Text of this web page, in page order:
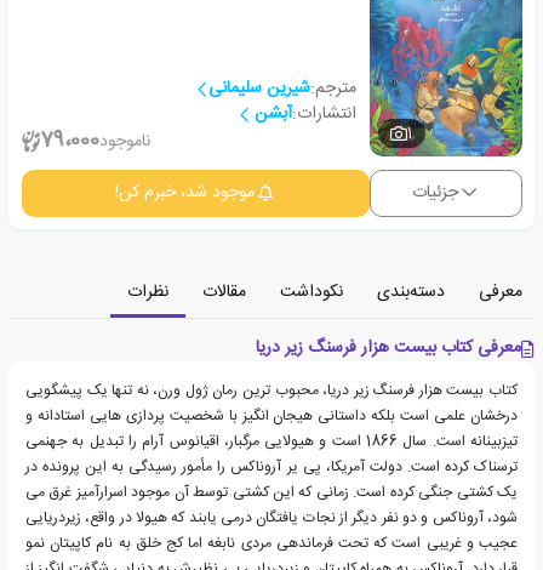
1
مترجم:شیرین سلیمانی
انتشارات:آبشن
ناموجود79،000
جزئیات موجود شد، خبرم کن!
معرفی دسته‌بندی نکوداشت مقالات
نظرات
معرفی کتاب بیست هزار فرسنگ زیر دریا
کتاب بیست هزار فرسنگ زیر دریا، محبوب ترین رمان ژول ورن، نه تنها یک پیشگویی
درخشان علمی است بلکه داستانی هیجان انگیز با شخصیت پردازی هایی استادانه و
تیزبینانه است. سال 1866 است و هیولایی مرگبار، اقیانوس آرام را تبدیل به جهنمی
ترسناک کرده است. دولت آمریکا، پی یر آروناکس را مأمور رسیدگی به این پرونده در
یک کشتی جنگی کرده است. زمانی که این کشتی توسط آن موجود اسرارآمیز غرق می
شود، آروناکس و دو نفر دیگر از نجات یافتگان درمی یابند که هیولا در واقع، زیردریایی
عجیب و غریبی است که تحت فرماندهی مردی نابغه اما کج خلق به نام کاپیتان نمو